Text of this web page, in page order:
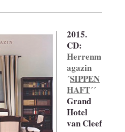
2015.
CD:
Herrenm
agazin
´SIPPEN
HAFT´´
Grand
Hotel
van Cleef